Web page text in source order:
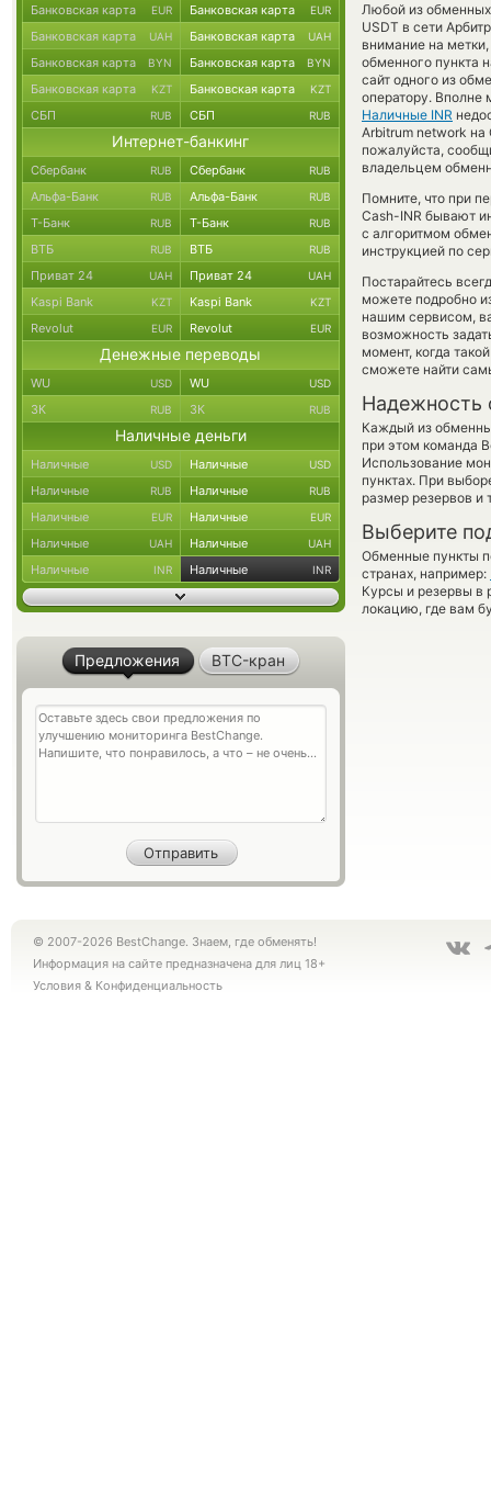
Любой из обменных
USDT в сети
внимание на
обменного пункта
сайт одного из
оператору. Вполне
Наличные INR
Arbitrum network на
пожалуйста,
владельцем
Помните, что при
Cash-INR бывают
с алгоритмом
инструкцией по
Постарайтесь
можете подробно
нашим сервисом,
возможность
момент, когда
сможете найти
Надежность
Каждый из
при этом команда
Использование
пунктах. При
размер резервов и
Выберите
Обменные пункты
странах, например:
Курсы и резервы в
локацию, где вам
Банковская карта EUR Банковская карта EUR
Банковская карта UAH Банковская карта UAH
Банковская карта BYN Банковская карта BYN
Банковская карта KZT Банковская карта KZT
СБП RUB СБП RUB
Интернет-банкинг
Сбербанк RUB Сбербанк RUB
Альфа-Банк RUB Альфа-Банк RUB
Т-Банк RUB Т-Банк RUB
ВТБ RUB ВТБ RUB
Приват 24 UAH Приват 24 UAH
Kaspi Bank KZT Kaspi Bank KZT
Revolut EUR Revolut EUR
Денежные переводы
WU USD WU USD
ЗК RUB ЗК RUB
Наличные деньги
Наличные USD Наличные USD
Наличные RUB Наличные RUB
Наличные EUR Наличные EUR
Наличные UAH Наличные UAH
Наличные INR Наличные INR
Предложения BTC-кран
© 2007-2026 BestChange. Знаем, где обменять!
Информация на сайте предназначена для лиц 18+
Условия & Конфиденциальность